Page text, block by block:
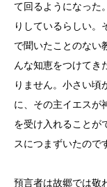
て回るようになった
りしているらしい。
で聞いたことのない
んな知恵をつけてき
りません。小さい頃
に、その主イエスが
を受け入れることが
スにつまずいたので
預言者は故郷では敬